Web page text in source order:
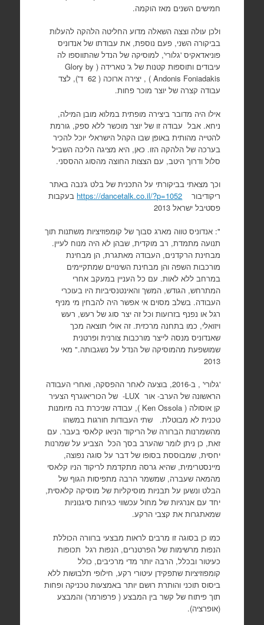
חמישים השנים מאז הוקמה.
ולכן עולה וצצה השאלה מדוע החליטה הלהקה להעלות
בביקורה השני, פעם נוספת, את עבודתו של אנדוניס
פוניאדאקיס 'גלורי', למוסיקה של הנדל שהתווספו לה
עיבודים ותוספות קטנות של ג' טארידה ( Glory by
Andonis Foniadakis ) , יצירה ארוכה ( 62 ד'), לצד
עבודה קצרה של יוצר מוכר פחות.
אילו היה מדובר ביצירה מופתית במלוא מובן המילה,
ניחא. אבל עבודה זו של יוצר מוכשר ללא ספק, גורמת
להטייה מהותית באופן שבו הקהל הישראלי יוכל להכיר
בערכה של הלהקה הזו. כאן, היא מציגה הליכה השביל
סלול ודרוך היטב, עם הצצות החוצה מהסוג ההססני.
וכך מצאתי בביקורתי על התכנית של בלט ג'נבה באתר
ריקודיבור https://dancetalk.co.il/?p=1052 בעקבות
פסטיבל ישראל 2013
": אנדוניס טווה מארג סבוך של קומפוזיציות משתנות תוך
תנועה מתמדת, רב מוקדית, שבהן לא היה מנוח לעיין.
מבחינת הרקדנים, העבודה מאתגרת, הן מבחינת
מורכבות השפה והן מבחינת השינויים שמתקיימים
במרחב ללא לאות. עם כל העניין במעקב אחרי
המתרחש, הגודש, המשך והאינטנסיביות היו בעוכרי
העבודה. בשלב מסוים אי אפשר היה להבחין מי מניף
רגל או נפנף בזרועות וכל זה יצר סוג של רעש, רעש
ויזואלי, כמו בתחנה מרכזית. זה אולי תוצאה מכך
שאנדוניס מנסה לייצר מורכבות צורנית ופרטנית
שמושפעת מהמוסיקה של הנדל על נשגבותה." מאי
2013
'גלורי' , ב-2016, בוצעה לאחר ההפסקה, ואחרי העבודה
הראשונה של הערב- אור LUX- של הכוריאוגרף הצעיר
קן אוסולה ( Ken Ossola ), עבודה שניכרת בה מיומנות
טכנית לא מבוטלת. שתי העבודות חורגות במשהו
מהשמרנות הברורה של הריקוד הניאו קלאסי בעבר. עם
זאת, כן ניתן לומר שהערב בסך הכל הצביע על שמרנות
יחסית, שמבוססת בסופו של דבר על סוגה נפוצה,
מיינסטרימית, שהיא גרסה מתקדמת לריקוד הניו קלאסי
מהמאה שעברה, שמשמר הרבה מתפיסות הגוף של
הבלט ונשען על תבניות מוסיקליות של מוסיקה קלאסית,
יחד עם אנרגיות של מחול עכשווי כגיחות סיגנוניות
שמאתגרות את קצבי הרקע.
כמו כן בסוגה זו מרבים לראות מבצעי ברוורה הכוללת
הנפות מרשימות של הפרטנרים, הנפות רגל תכופות
כעיטור ובכלל, הרבה יותר מדי מרכיבים, כולל
קומפוזיציות שתפקידן עיטורי רקע, חילופי תלבושות ללא
ביסוס תוכני והותרת רושם יותר באמצעות טכניקה ופחות
תוך פיתוח של קשר בין המבצע ( פרפורמר) והמבצע
(אופרציה).